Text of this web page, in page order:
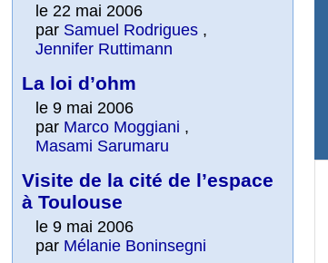
le 22 mai 2006
par Samuel Rodrigues ,
Jennifer Ruttimann
La loi d’ohm
le 9 mai 2006
par Marco Moggiani ,
Masami Sarumaru
Visite de la cité de l’espace
à Toulouse
le 9 mai 2006
par Mélanie Boninsegni